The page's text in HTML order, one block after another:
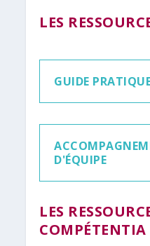
LES
GUIDE
D'ÉQUIPE
LES
COMPÉTENTIA